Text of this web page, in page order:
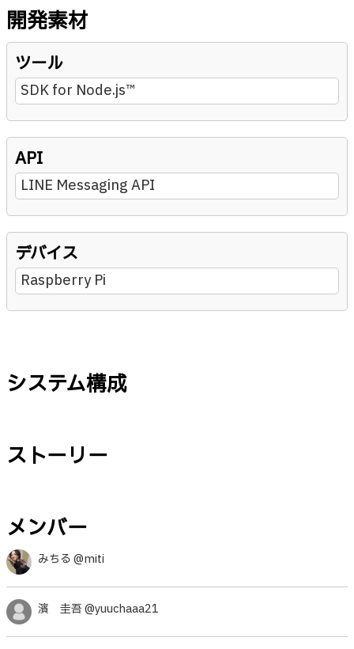
開発素材
ツール
SDK for Node.js™
API
LINE Messaging API
デバイス
Raspberry Pi
システム構成
ストーリー
メンバー
みちる @miti
濱 圭吾 @yuuchaaa21